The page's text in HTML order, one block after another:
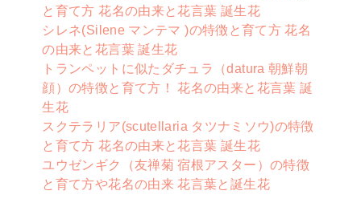
と育て方 花名の由来と花言葉 誕生花
シレネ(Silene マンテマ )の特徴と育て方 花名
の由来と花言葉 誕生花
トランペットに似たダチュラ（datura 朝鮮朝
顔）の特徴と育て方！ 花名の由来と花言葉 誕
生花
スクテラリア(scutellaria タツナミソウ)の特徴
と育て方 花名の由来と花言葉 誕生花
ユウゼンギク（友禅菊 宿根アスター）の特徴
と育て方や花名の由来 花言葉と誕生花